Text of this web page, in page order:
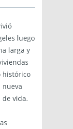
luego
larga y
histórico
nueva
de vida.